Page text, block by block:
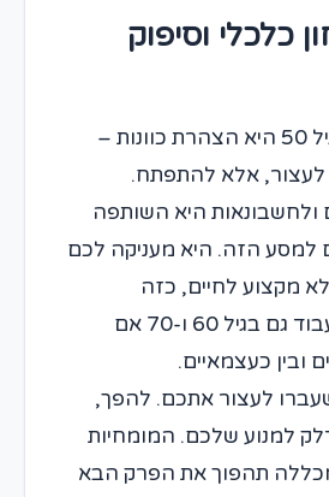
כלכלי וסיפוק
הסבת מקצוע בגיל 50 היא הצהרת כוונות –
אלא להתפתח.
ולחשבונאות היא השותפה
למסע הזה. היא מעניקה לכם
מקצוע לחיים, כזה
שיאפשר לכם לעבוד גם בגיל 60 ו-70 אם
ובין כעצמאיים.
לעצור אתכם. להפך,
למנוע שלכם. המומחיות
תהפוך את הפרק הבא